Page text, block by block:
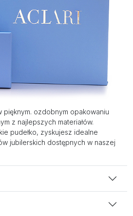
pięknym. ozdobnym opakowaniu
z najlepszych materiałów.
pudełko, zyskujesz idealne
jubilerskich dostępnych w naszej